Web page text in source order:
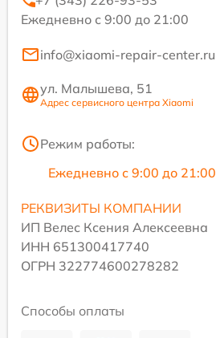
Ежедневно с 9:00 до 21:00
info@xiaomi-repair-center.ru
ул. Малышева, 51
Адрес сервисного центра Xiaomi
Режим работы:
Ежедневно с 9:00 до 21:00
РЕКВИЗИТЫ КОМПАНИИ
ИП Велес Ксения Алексеевна
ИНН 651300417740
ОГРН 322774600278282
Способы оплаты